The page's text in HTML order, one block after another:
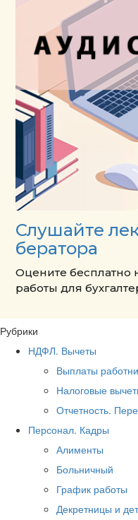
Слушайте
бератора
Оцените
работы для
Рубрики
НДФЛ. Вычеты
Выплаты
Налоговые
Отчетность.
Персонал. Кадры
Алименты
Больничный
График работы
Декретницы и